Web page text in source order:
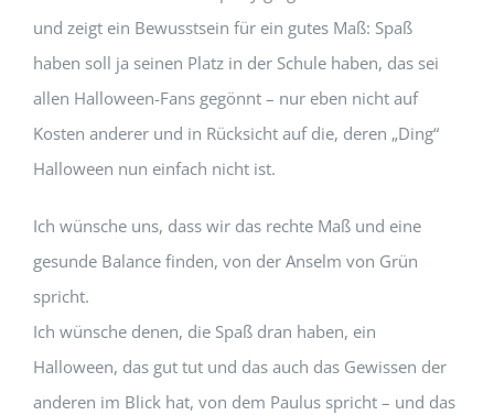
und zeigt ein Bewusstsein für ein gutes Maß: Spaß
haben soll ja seinen Platz in der Schule haben, das sei
allen Halloween-Fans gegönnt – nur eben nicht auf
Kosten anderer und in Rücksicht auf die, deren „Ding“
Halloween nun einfach nicht ist.
Ich wünsche uns, dass wir das rechte Maß und eine
gesunde Balance finden, von der Anselm von Grün
spricht.
Ich wünsche denen, die Spaß dran haben, ein
Halloween, das gut tut und das auch das Gewissen der
anderen im Blick hat, von dem Paulus spricht – und das